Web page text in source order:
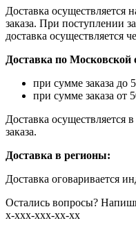
Доставка осуществляется
заказа. При поступлении
доставка осуществляется
Доставка по Московской
при сумме заказа до
при сумме заказа от
Доставка осуществляется
заказа.
Доставка в регионы:
Доставка оговаривается
Остались вопросы?
х-ххх-ххх-хх-хх